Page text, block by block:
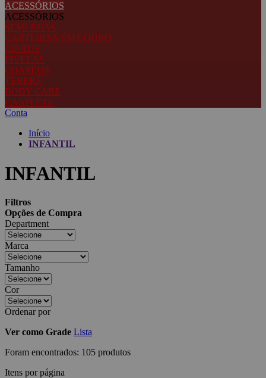
ACESSÓRIOS
ACESSÓRIOS
SEMI JOIAS
CARTEIRAS EM COURO
CINTOS
FIVELAS
CHAPÉUS
TERERÉ
BODY CARE
CANIVETE
Conta
Início
INFANTIL
INFANTIL
Filtros
Opções de Compra
Department
Marca
Tamanho
Cor
Ordenar por
Ver como Grade Lista
Foram encontrados: 105 produtos
Itens por página